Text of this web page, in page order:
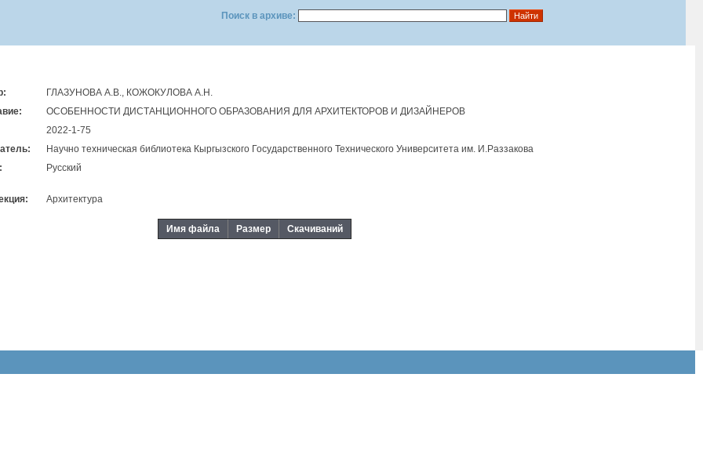
Поиск в архиве:
ГЛАЗУНОВА А.В., КОЖОКУЛОВА А.Н.
ОСОБЕННОСТИ ДИСТАНЦИОННОГО ОБРАЗОВАНИЯ ДЛЯ АРХИТЕКТОРОВ И ДИЗАЙНЕРОВ
2022-1-75
Научно техническая библиотека Кыргызского Государственного Технического Университета им. И.Раззакова
Русский
Архитектура
Имя файла Размер Скачиваний